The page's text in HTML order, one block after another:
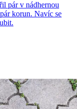
pár v nádhernou
korun. Navíc se